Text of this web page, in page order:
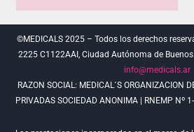
©MEDICALS 2025 – Todos los derechos
2225 C1122AAI, Ciudad Autónoma de
info@medicals.ar
RAZON SOCIAL: MEDICAL´S ORGANIZACION
PRIVADAS SOCIEDAD ANONIMA | RNEMP Nº